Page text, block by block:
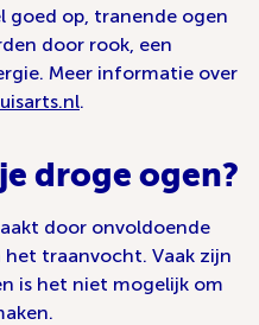
goed op, tranende ogen
door rook, een
Meer informatie over
.
droge ogen?
door onvoldoende
traanvocht. Vaak zijn
is het niet mogelijk om